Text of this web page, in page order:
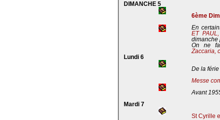
DIMANCHE 5
6ème
En
ET
dimanche
On ne
Zaccaria,
Lundi 6
De la férie
Messe
Avant
Mardi 7
St Cyrille